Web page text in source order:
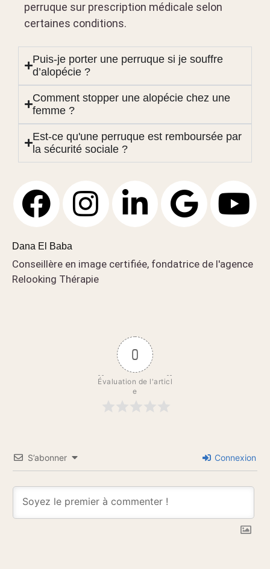
perruque sur prescription médicale selon
certaines conditions.
Puis-je porter une perruque si je souffre
d’alopécie ?
Comment stopper une alopécie chez une
femme ?
Est-ce qu'une perruque est remboursée par
la sécurité sociale ?
Dana El Baba
Conseillère en image certifiée, fondatrice de l'agence
Relooking Thérapie
0
Évaluation de l'articl
e
S’abonner Connexion